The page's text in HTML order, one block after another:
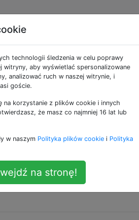
konfiguracyjne, pamięci
domowego?
katalog domowy użytkownika.
rzadko używana postać?
mogłem tego znaleźć w Google.
Będzie ~ ==
technologii śledzenia w celu poprawy
witryny, aby wyświetlać spersonalizowane
analizować ruch w naszej witrynie, i
goście.
na korzystanie z plików cookie i innych
że masz co najmniej 16 lat lub
w naszym Polityka plików cookie i Polityka
na stronę!